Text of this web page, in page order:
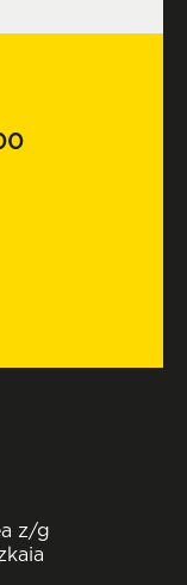
z/g